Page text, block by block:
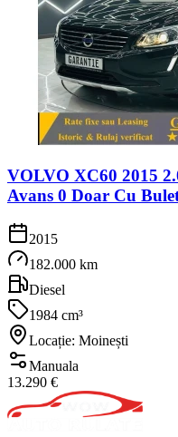
VOLVO XC60 2015
Avans 0 Doar Cu
2015
182.000 km
Diesel
1984 cm³
Locație: Moinești
Manuala
13.290 €